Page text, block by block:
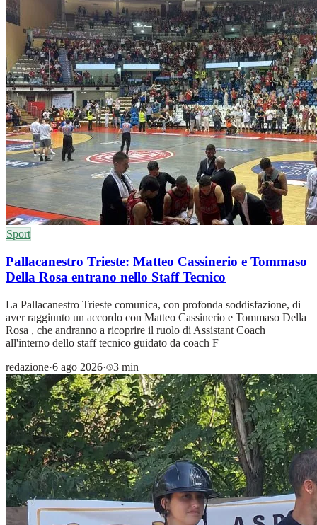
Sport
Pallacanestro Trieste: Matteo Cassinerio e Tommaso
Della Rosa entrano nello Staff Tecnico
La Pallacanestro Trieste comunica, con profonda soddisfazione, di
aver raggiunto un accordo con Matteo Cassinerio e Tommaso Della
Rosa , che andranno a ricoprire il ruolo di Assistant Coach
all'interno dello staff tecnico guidato da coach F
redazione·6 ago 2026· 3 min